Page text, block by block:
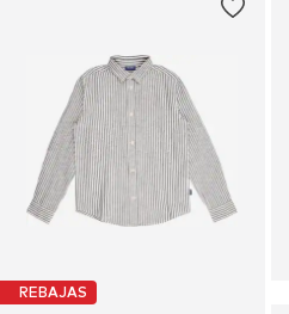
REBAJAS